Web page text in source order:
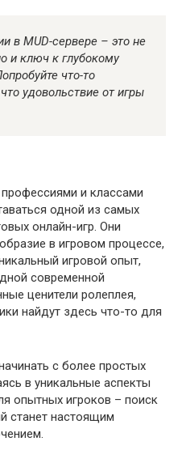
в MUD-сервере – это не
и ключ к глубокому
что-то
удовольствие от игры
и классами
одной из самых
онлайн-игр. Они
в игровом процессе,
игровой опыт,
современной
ценители ролеплея,
найдут здесь что-то для
с более простых
в уникальные аспекты
опытных игроков – поиск
станет настоящим